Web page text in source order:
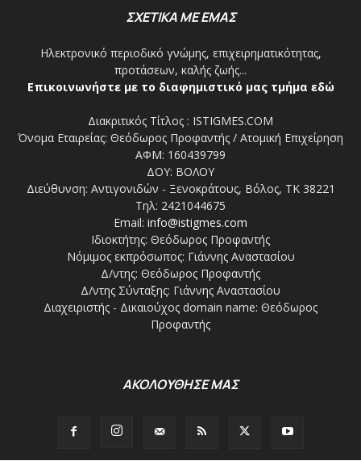
ΣΧΕΤΙΚΑ ΜΕ ΕΜΑΣ
Ηλεκτρονικό περιοδικό γνώμης, επιχειρηματικότητας,
προτάσεων, καλής ζωής...
Επικοινωνήστε με το διαφημιστικό μας τμήμα εδώ
Διακριτικός Τίτλος : ISTIGMES.COM
Όνομα Εταιρείας: Θεόδωρος Προφαντής / Ατομική Επιχείρηση
ΑΦΜ: 160439799
ΔΟΥ: ΒΟΛΟΥ
Διεύθυνση: Αντιγονιδών - Ξενοκράτους, Βόλος, ΤΚ 38221
Τηλ: 2421044675
Email: info@istigmes.com
Ιδιοκτήτης: Θεόδωρος Προφαντής
Νόμιμος εκπρόσωπος: Γιάννης Αναστασίου
Δ/ντης: Θεόδωρος Προφαντής
Δ/ντης Σύνταξης: Γιάννης Αναστασίου
Διαχειριστής - Δικαιούχος domain name: Θεόδωρος
Προφαντής
ΑΚΟΛΟΥΘΗΣΕ ΜΑΣ